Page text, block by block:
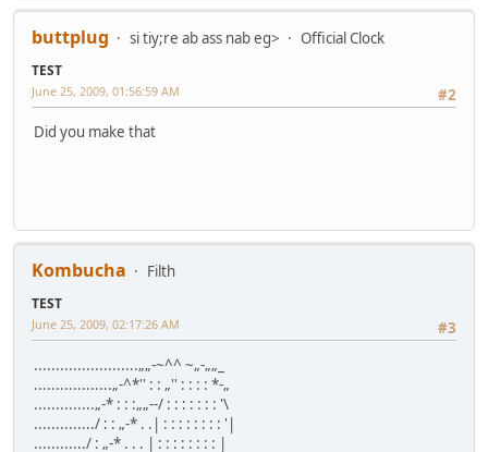
buttplug si tiy;re ab ass nab eg> Official Clock
TEST
#2
June 25, 2009, 01:56:59 AM
Did you make that
Kombucha Filth
TEST
#3
June 25, 2009, 02:17:26 AM
........................„„-~^^ ~„-„„_
..................„-^*'' : : „'' : : : : *-„
..............„-* : : :„„--/ : : : : : : : '\
............../ : : „-* . .| : : : : : : : : '|
............/ : „-* . . . | : : : : : : : : |